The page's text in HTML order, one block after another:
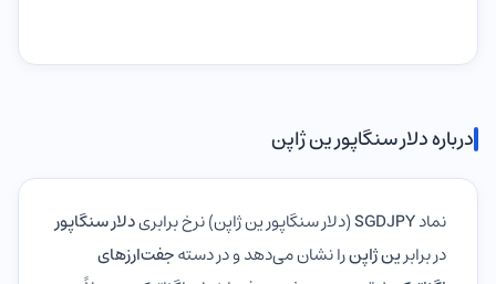
درباره دلار سنگاپور ین ژاپن
نمادSGDJPY(دلار سنگاپور ین ژاپن) نرخ برابریدلار سنگاپور
در برابرین ژاپنرا نشان می‌دهد و در دستهجفت‌ارزهای